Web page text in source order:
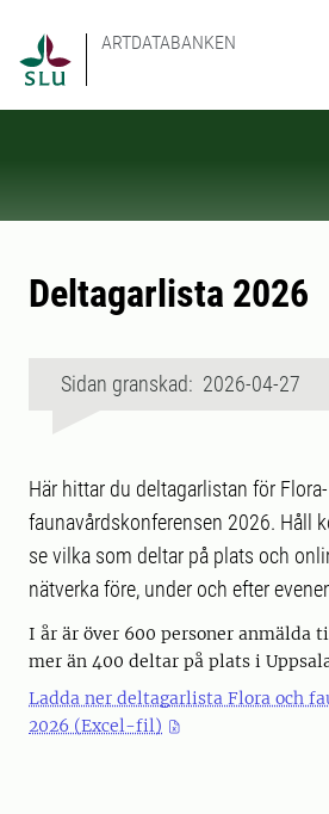
ARTDATABANKEN
Deltagarlista 2026
Sidan granskad: 2026-04-27
Här hittar du deltagarlistan för
faunavårdskonferensen 2026. Håll
se vilka som deltar på plats och
nätverka före, under och efter
I år är över 600 personer anmälda
mer än 400 deltar på plats i
Ladda ner deltagarlista Flora och
2026 (Excel-fil)